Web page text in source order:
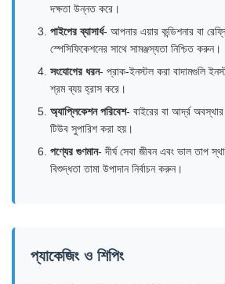
দক্ষতা উন্নত করে।
পাইপের ব্যাসার্ধ- আপনার এয়ার কন্ডিশনার বা
স্পেসিফিকেশনের সাথে সামঞ্জস্যতা নিশ্চিত করুন।
সংযোগের ধরন- প্রাক-ইনস্টল করা বাদামগুলি
শ্রম ব্যয় হ্রাস করে।
অ্যাপ্লিকেশন পরিবেশ- বাইরের বা আর্দ্র
টিউব সুপারিশ করা হয়।
পণ্যের গুণমান- দীর্ঘ সেবা জীবন এবং ভাল তাপ
বিশুদ্ধতা তামা উপাদান নির্বাচন করুন।
প্যাকেজিং ও শিপিং